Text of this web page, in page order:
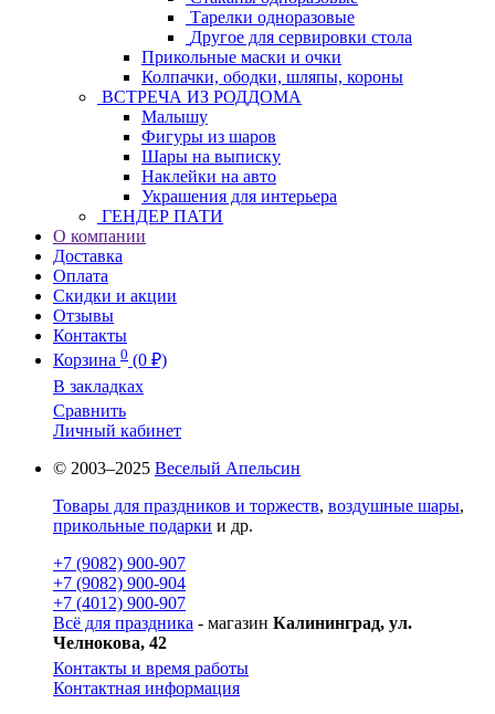
Тарелки одноразовые
Другое для сервировки стола
Прикольные маски и очки
Колпачки, ободки, шляпы, короны
ВСТРЕЧА ИЗ РОДДОМА
Малышу
Фигуры из шаров
Шары на выписку
Наклейки на авто
Украшения для интерьера
ГЕНДЕР ПАТИ
О компании
Доставка
Оплата
Скидки и акции
Отзывы
Контакты
Корзина 0 (0 ₽)
В закладках
Сравнить
Личный кабинет
© 2003–2025 Веселый Апельсин
Товары для праздников и торжеств, воздушные шары,
прикольные подарки и др.
+7 (9082) 900-907
+7 (9082) 900-904
+7 (4012) 900-907
Всё для праздника - магазин Калининград, ул.
Челнокова, 42
Контакты и время работы
Контактная информация